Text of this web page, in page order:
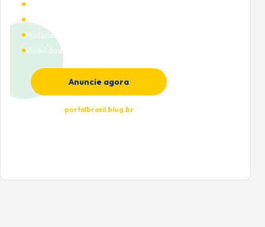
Múltiplas categorias
Visibilidade premium
Anuncie agora
portalbrasil.blog.br